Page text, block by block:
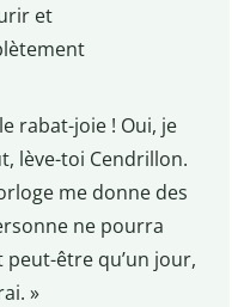
et
rabat-joie ! Oui, je
lève-toi Cendrillon.
me donne des
ne pourra
peut-être qu’un jour,
»